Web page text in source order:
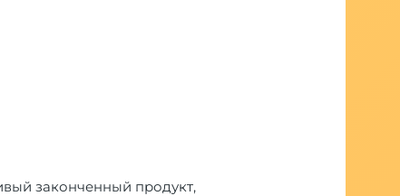
законченный продукт,